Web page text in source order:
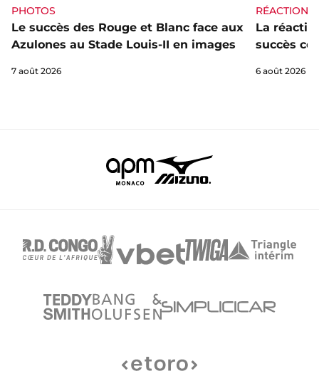
PHOTOS
Le succès des Rouge et Blanc face aux
Azulones au Stade Louis-II en images
7 août 2026
RÉACTIONS
La
succès
6 août 2026